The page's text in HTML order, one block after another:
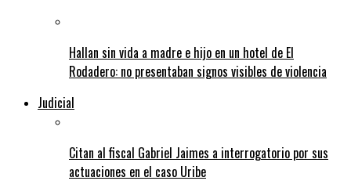
Hallan sin vida a madre e hijo en un hotel de El
Rodadero: no presentaban signos visibles de violencia
Judicial
Citan al fiscal Gabriel Jaimes a interrogatorio por sus
actuaciones en el caso Uribe